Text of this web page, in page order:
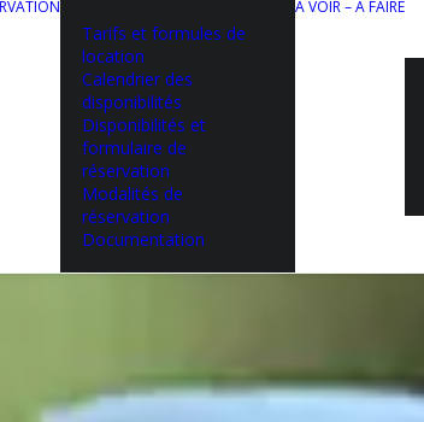
Tarifs et formules de
location
Calendrier des
disponibilités
Disponibilités et
formulaire de
réservation
Modalités de
réservation
Documentation
À VOIR – À FAIRE